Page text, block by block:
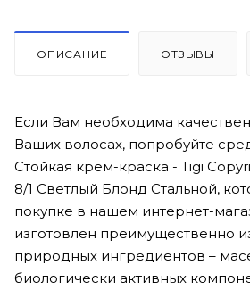
ОПИСАНИЕ ОТЗЫВЫ
Если Вам необходима
Ваших волосах, попробуйте
Стойкая крем-краска - Tigi
8/1 Светлый Блонд Стальной,
покупке в нашем интернет-
изготовлен преимущественно
природных ингредиентов –
биологически активных